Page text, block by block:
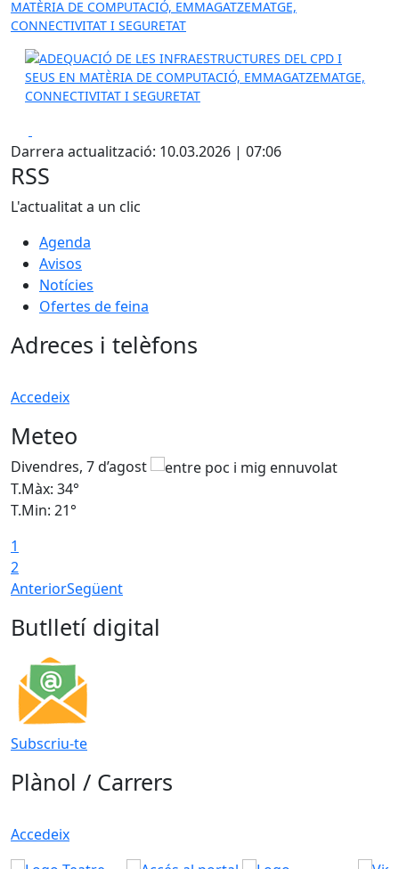
MATÈRIA DE COMPUTACIÓ, EMMAGATZEMATGE,
CONNECTIVITAT I SEGURETAT
Darrera actualització: 10.03.2026 | 07:06
RSS
L'actualitat a un clic
Agenda
Avisos
Notícies
Ofertes de feina
Adreces i telèfons
Accedeix
Meteo
Divendres, 7 d’agost
T.Màx: 34°
T.Min: 21°
1
2
AnteriorSegüent
Butlletí digital
Subscriu-te
Plànol / Carrers
Accedeix